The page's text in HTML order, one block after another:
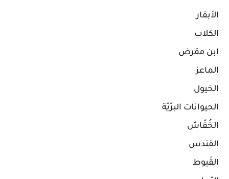
الأبقار
الكلاب
ابن مقرض
الماعز
الخيول
الحيوانات البرّيّة
الخُفّاش
القندس
القَيوط